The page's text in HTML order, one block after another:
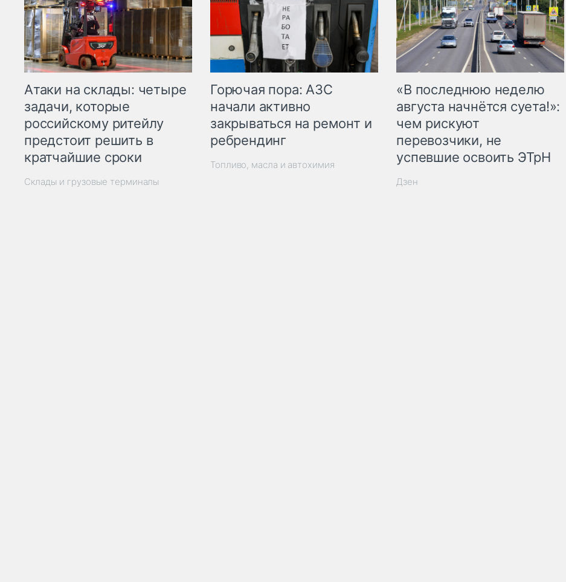
Атаки на склады: четыре
задачи, которые
российскому ритейлу
предстоит решить в
кратчайшие сроки
Склады и грузовые терминалы
Горючая пора: АЗС
начали активно
закрываться на ремонт и
ребрендинг
Топливо, масла и автохимия
«В последнюю неделю
августа начнётся суета!»:
чем рискуют
перевозчики, не
успевшие освоить ЭТрН
Дзен